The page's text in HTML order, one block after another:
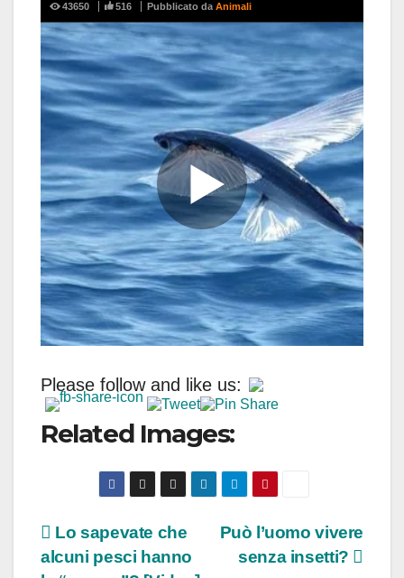
Please follow and like us:
Related Images:
Navigazione
Può l’uomo vivere
senza insetti?
Lo sapevate che
alcuni pesci hanno